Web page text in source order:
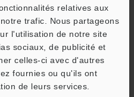
relatives aux
trafic. Nous partageons
l'utilisation de notre site
sociaux, de publicité et
celles-ci avec d'autres
fournies ou qu'ils ont
de leurs services.